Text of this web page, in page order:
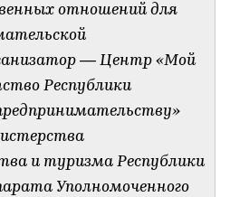
отношений для
— Центр «Мой
Республики
и туризма Республики
Уполномоченного